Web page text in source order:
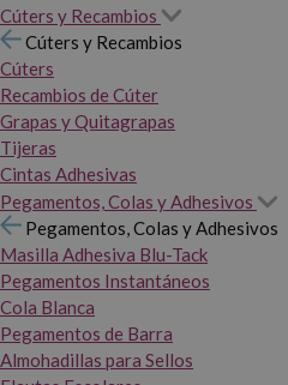
Cúters y Recambios
Cúters y Recambios
Cúters
Recambios de Cúter
Grapas y Quitagrapas
Tijeras
Cintas Adhesivas
Pegamentos, Colas y Adhesivos
Pegamentos, Colas y Adhesivos
Masilla Adhesiva Blu-Tack
Pegamentos Instantáneos
Cola Blanca
Pegamentos de Barra
Almohadillas para Sellos